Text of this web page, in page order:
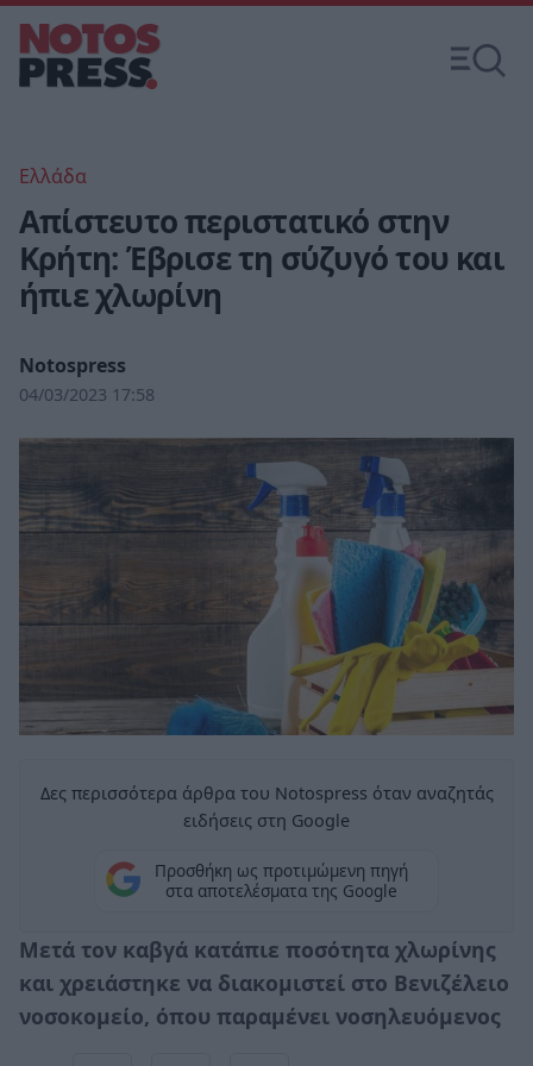
Ελλάδα
Απίστευτο περιστατικό στην
Κρήτη: Έβρισε τη σύζυγό του και
ήπιε χλωρίνη
Notospress
04/03/2023 17:58
Δες περισσότερα άρθρα του Notospress όταν αναζητάς
ειδήσεις στη Google
Προσθήκη ως προτιμώμενη πηγή
στα αποτελέσματα της Google
Μετά τον καβγά κατάπιε ποσότητα χλωρίνης
και χρειάστηκε να διακομιστεί στο Βενιζέλειο
νοσοκομείο, όπου παραμένει νοσηλευόμενος